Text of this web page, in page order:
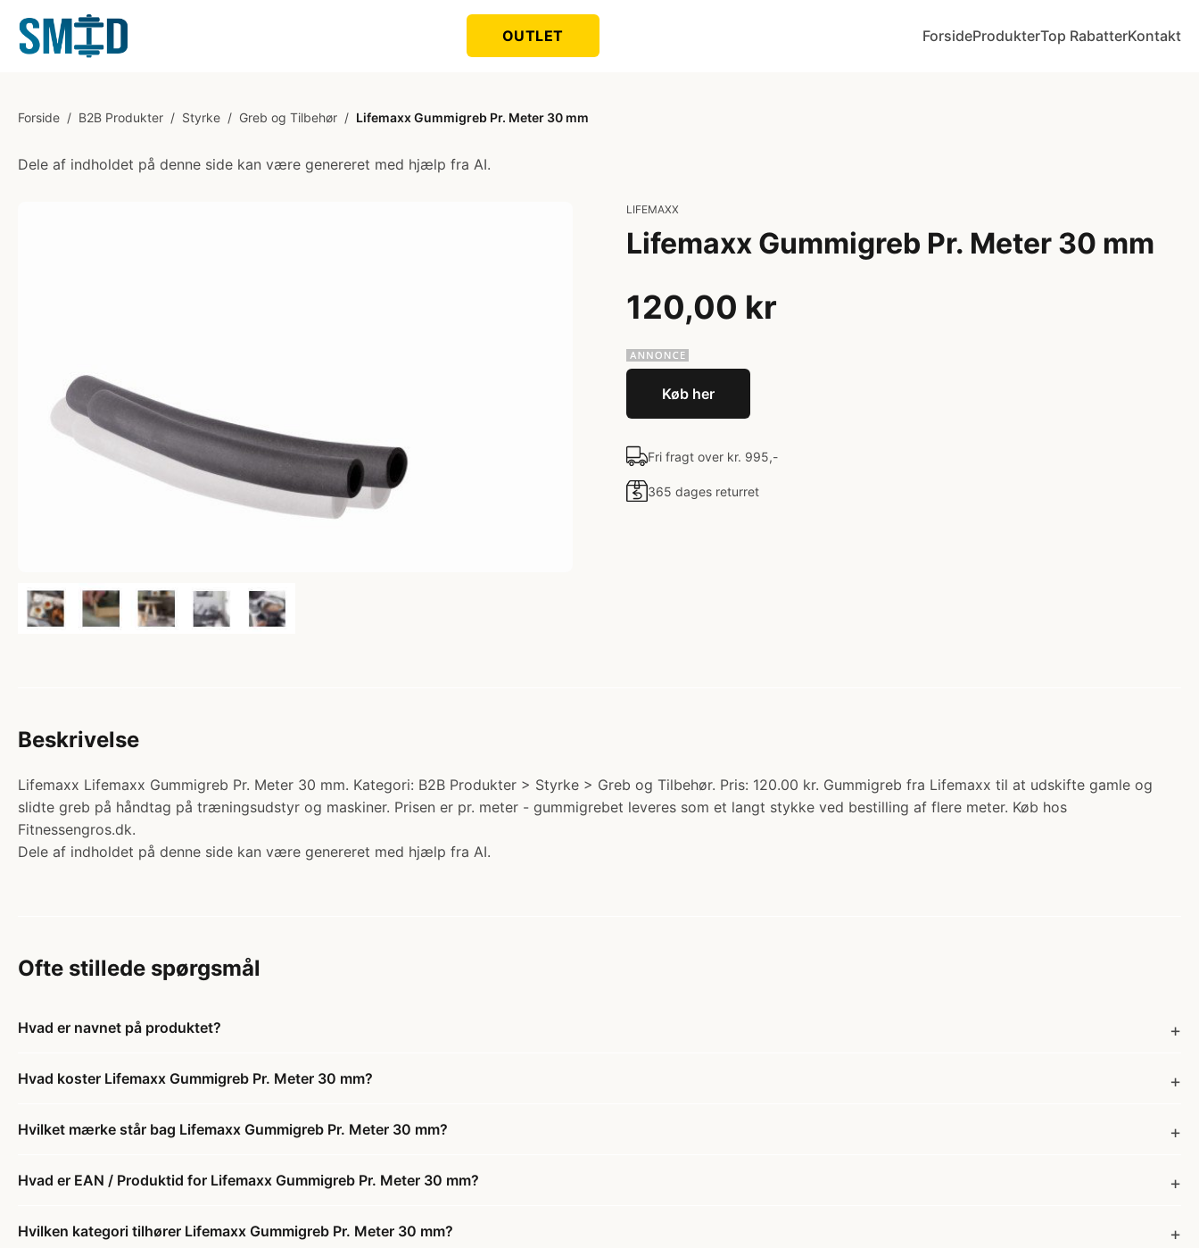
OUTLET ForsideProdukterTop RabatterKontakt
Forside / B2B Produkter / Styrke / Greb og Tilbehør / Lifemaxx Gummigreb Pr. Meter 30 mm
Dele af indholdet på denne side kan være genereret med hjælp fra AI.
LIFEMAXX
Lifemaxx Gummigreb Pr. Meter 30 mm
120,00 kr
Køb her
Fri fragt over kr. 995,-
365 dages returret
Beskrivelse
Lifemaxx Lifemaxx Gummigreb Pr. Meter 30 mm. Kategori: B2B Produkter > Styrke > Greb og Tilbehør. Pris: 120.00 kr. Gummigreb fra Lifemaxx til at udskifte gamle og
slidte greb på håndtag på træningsudstyr og maskiner. Prisen er pr. meter - gummigrebet leveres som et langt stykke ved bestilling af flere meter. Køb hos
Fitnessengros.dk.
Dele af indholdet på denne side kan være genereret med hjælp fra AI.
Ofte stillede spørgsmål
Hvad er navnet på produktet?
Hvad koster Lifemaxx Gummigreb Pr. Meter 30 mm?
Hvilket mærke står bag Lifemaxx Gummigreb Pr. Meter 30 mm?
Hvad er EAN / Produktid for Lifemaxx Gummigreb Pr. Meter 30 mm?
Hvilken kategori tilhører Lifemaxx Gummigreb Pr. Meter 30 mm?